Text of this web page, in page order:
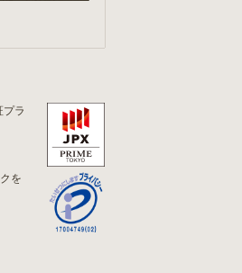
プラ
を